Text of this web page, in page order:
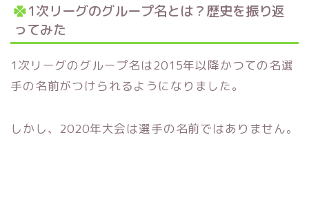
1次リーグのグループ名とは？歴史を振り返
ってみた
1次リーグのグループ名は2015年以降かつての名選
手の名前がつけられるようになりました。
しかし、2020年大会は選手の名前ではありません。